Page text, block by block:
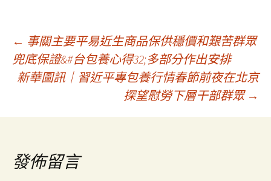
文
章
導
覽
← 事關主要平易近生商品保供穩價和艱苦群眾
兜底保證&#台包養心得32;多部分作出安排
新華圖訊｜習近平專包養行情春節前夜在北京
探望慰勞下層干部群眾 →
發佈留言